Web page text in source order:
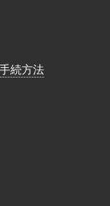
続方法